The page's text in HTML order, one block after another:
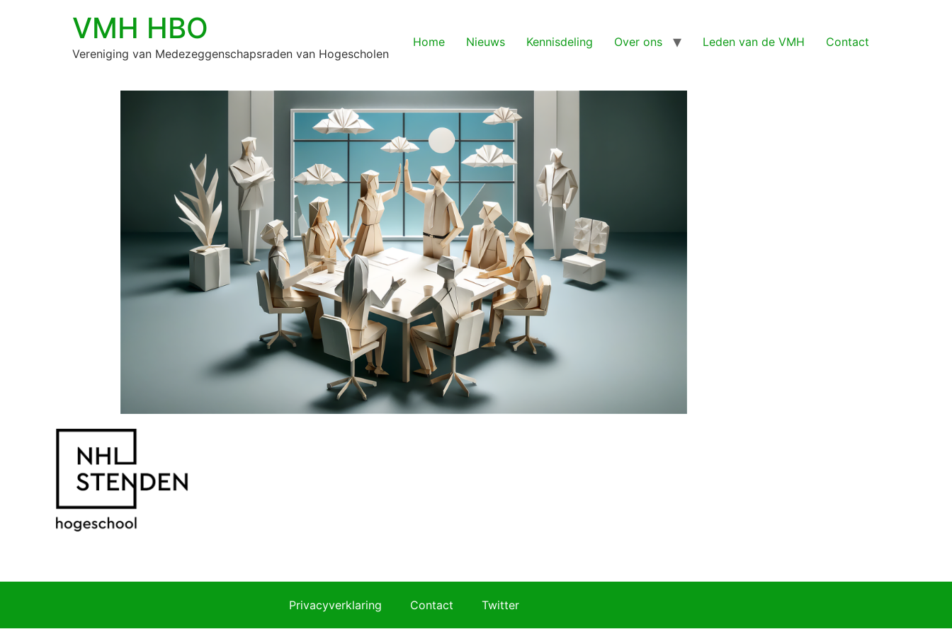
VMH HBO
Vereniging van Medezeggenschapsraden van Hogescholen
Home Nieuws Kennisdeling Over ons Leden van de VMH Contact
Privacyverklaring Contact Twitter